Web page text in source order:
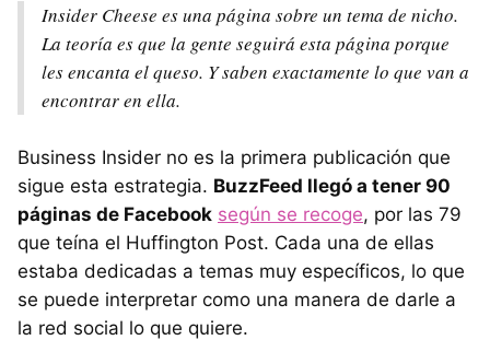
Insider Cheese es una página sobre un tema de nicho.
La teoría es que la gente seguirá esta página porque
les encanta el queso. Y saben exactamente lo que van a
encontrar en ella.
Business Insider no es la primera publicación que
sigue esta estrategia. BuzzFeed llegó a tener 90
páginas de Facebook según se recoge, por las 79
que teína el Huffington Post. Cada una de ellas
estaba dedicadas a temas muy específicos, lo que
se puede interpretar como una manera de darle a
la red social lo que quiere.